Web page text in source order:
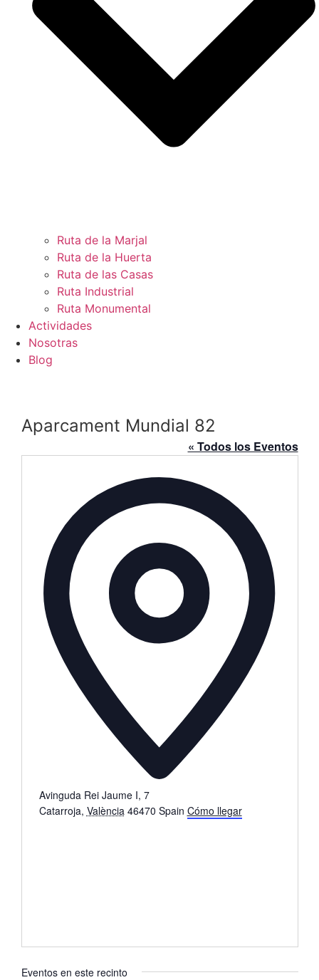
Ruta de la Marjal
Ruta de la Huerta
Ruta de las Casas
Ruta Industrial
Ruta Monumental
Actividades
Nosotras
Blog
Aparcament Mundial 82
« Todos los Eventos
Avinguda Rei Jaume I, 7
Catarroja, València 46470 Spain Cómo llegar
Eventos en este recinto